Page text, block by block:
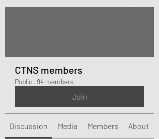
CTNS members
Public · 94 members
Join
Discussion Media Members About